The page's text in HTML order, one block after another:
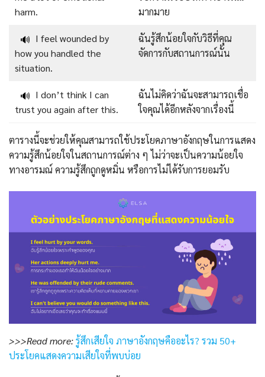
harm.
มากมาย
🔊 I feel wounded by
how you handled the
situation.
ฉันรู้สึกน้อยใจกับวิธีที่คุณ
จัดการกับสถานการณ์นั้น
🔊 I don’t think I can
trust you again after this.
ฉันไม่คิดว่าฉันจะสามารถเชื่อ
ใจคุณได้อีกหลังจากเรื่องนี้
ตารางนี้จะช่วยให้คุณสามารถใช้ประโยคภาษาอังกฤษในการแสดง
ความรู้สึกน้อยใจในสถานการณ์ต่าง ๆ ไม่ว่าจะเป็นความน้อยใจ
ทางอารมณ์ ความรู้สึกถูกดูหมิ่น หรือการไม่ได้รับการยอมรับ
>>>Read more:รู้สึกเสียใจ ภาษาอังกฤษคืออะไร? รวม 50+
ประโยคแสดงความเสียใจที่พบบ่อย